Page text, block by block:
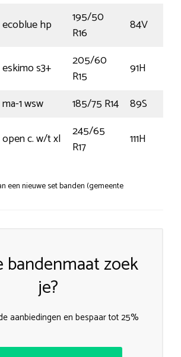
ecoblue hp
195/50
R16
84V
eskimo s3+
205/60
R15
91H
ma-1 wsw 185/75 R14
89S
open c. w/t xl
245/65
R17
111H
een nieuwe set banden (gemeente
bandenmaat zoek
je?
aanbiedingen en bespaar tot 25%